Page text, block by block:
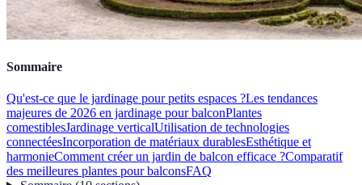
Sommaire
Qu'est-ce que le jardinage pour petits espaces ?Les tendances
majeures de 2026 en jardinage pour balconPlantes
comestiblesJardinage verticalUtilisation de technologies
connectéesIncorporation de matériaux durablesEsthétique et
harmonieComment créer un jardin de balcon efficace ?Comparatif
des meilleures plantes pour balconsFAQ